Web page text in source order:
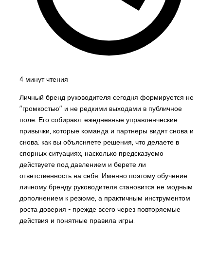
4 минут чтения
Личный бренд руководителя сегодня формируется не
"громкостью" и не редкими выходами в публичное
поле. Его собирают ежедневные управленческие
привычки, которые команда и партнеры видят снова и
снова: как вы объясняете решения, что делаете в
спорных ситуациях, насколько предсказуемо
действуете под давлением и берете ли
ответственность на себя. Именно поэтому обучение
личному бренду руководителя становится не модным
дополнением к резюме, а практичным инструментом
роста доверия - прежде всего через повторяемые
действия и понятные правила игры.